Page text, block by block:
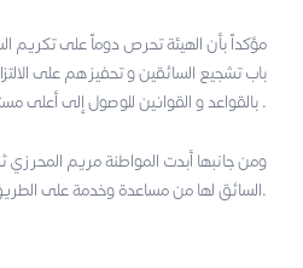
مؤكداً بأن الهيئة تحرص دوماً على تكريم
باب تشجيع السائقين و تحفيزهم على الالتزام
بالقواعد و القوانين للوصول إلى أعلى مستويات التميز في الخدمة .
ومن جانبها أبدت المواطنة مريم المحرزي
السائق لها من مساعدة وخدمة على الطريق العام.